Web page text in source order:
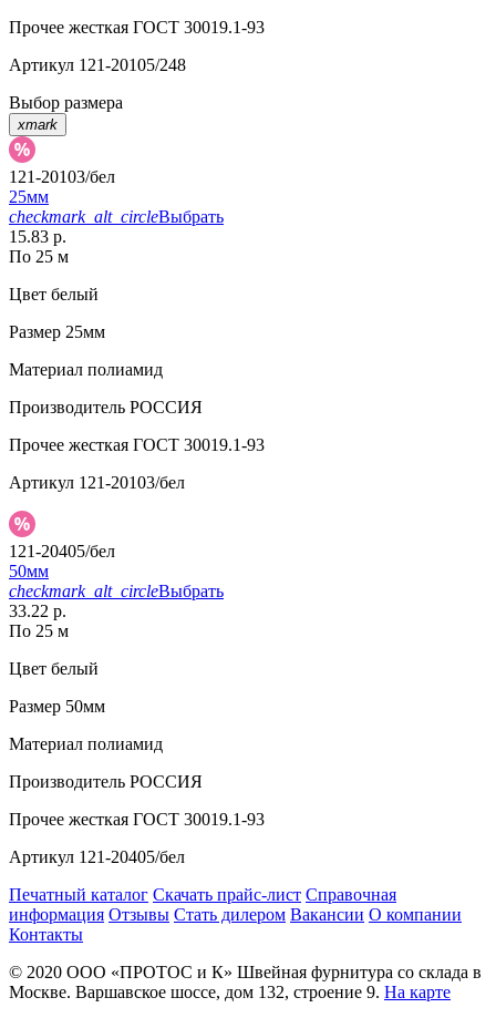
Прочее жесткая ГОСТ 30019.1-93
Артикул 121-20105/248
Выбор размера
xmark
121-20103/бел
25мм
checkmark_alt_circleВыбрать
15.83 р.
По 25 м
Цвет белый
Размер 25мм
Материал полиамид
Производитель РОССИЯ
Прочее жесткая ГОСТ 30019.1-93
Артикул 121-20103/бел
121-20405/бел
50мм
checkmark_alt_circleВыбрать
33.22 р.
По 25 м
Цвет белый
Размер 50мм
Материал полиамид
Производитель РОССИЯ
Прочее жесткая ГОСТ 30019.1-93
Артикул 121-20405/бел
Печатный каталог Скачать прайс-лист Справочная
информация Отзывы Стать дилером Вакансии О компании
Контакты
© 2020 ООО «ПРОТОС и К» Швейная фурнитура со склада в
Москве. Варшавское шоссе, дом 132, строение 9. На карте